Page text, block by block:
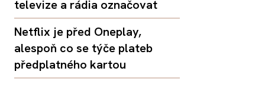
televize a rádia označovat
Netflix je před Oneplay,
alespoň co se týče plateb
předplatného kartou